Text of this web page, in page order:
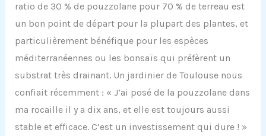
ratio de 30 % de pouzzolane pour 70 % de terreau est
un bon point de départ pour la plupart des plantes, et
particulièrement bénéfique pour les espèces
méditerranéennes ou les bonsaïs qui préfèrent un
substrat très drainant. Un jardinier de Toulouse nous
confiait récemment : « J’ai posé de la pouzzolane dans
ma rocaille il y a dix ans, et elle est toujours aussi
stable et efficace. C’est un investissement qui dure ! »